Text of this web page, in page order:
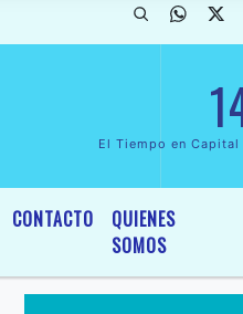
General y Legislativo, por
El Tiempo en Capital
CONTACTO
QUIENES
SOMOS